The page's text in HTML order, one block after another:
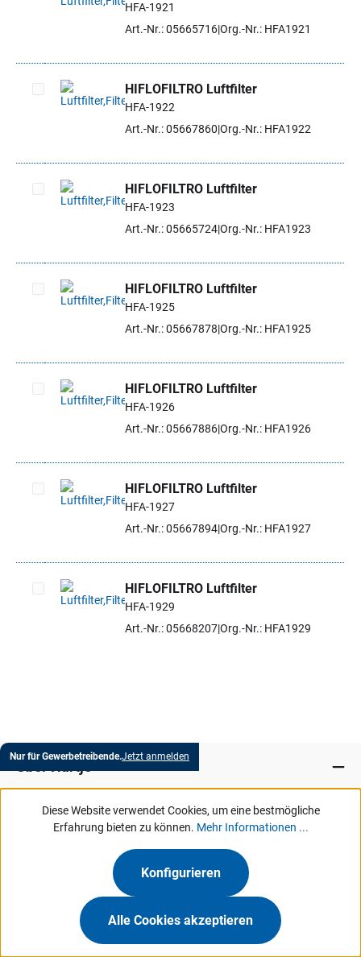
Artikel auswählen
HFA-1921
Art.-Nr.: 05665716Org.-Nr.: HFA1921
Artikel auswählen
HIFLOFILTRO Luftfilter
HFA-1922
Art.-Nr.: 05667860 Org.-Nr.: HFA1922
Artikel auswählen
HIFLOFILTRO Luftfilter
HFA-1923
Art.-Nr.: 05665724Org.-Nr.: HFA1923
Artikel auswählen
HIFLOFILTRO Luftfilter
HFA-1925
Art.-Nr.: 05667878 Org.-Nr.: HFA1925
Artikel auswählen
HIFLOFILTRO Luftfilter
HFA-1926
Art.-Nr.: 05667886Org.-Nr.: HFA1926
Artikel auswählen
HIFLOFILTRO Luftfilter
HFA-1927
Art.-Nr.: 05667894Org.-Nr.: HFA1927
Artikel auswählen
HIFLOFILTRO Luftfilter
HFA-1929
Art.-Nr.: 05668207Org.-Nr.: HFA1929
Nur für Gewerbetreibende.Jetzt anmelden
Marken
MeinHartje
Diese Website verwendet Cookies, um eine bestmögliche
Erfahrung bieten zu können. Mehr Informationen ...
Konfigurieren
Alle Cookies akzeptieren